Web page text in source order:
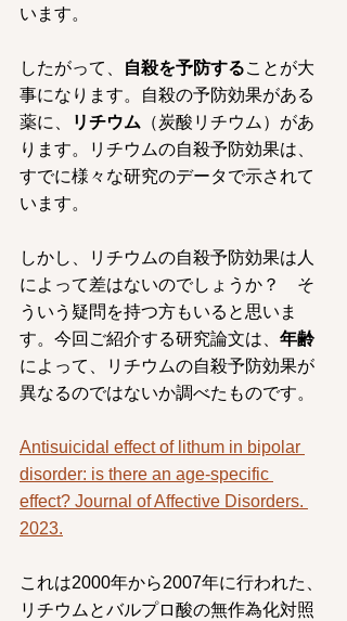
います。
したがって、 自殺を予防することが大
事になります。自殺の予防効果がある
薬に、
リチウム （炭酸リチウム）があ
ります。リチウムの自殺予防効果は、
すでに様々な研究のデータで示されて
います。
しかし、リチウムの自殺予防効果は人
によって差はないのでしょうか？　そ
ういう疑問を持つ方もいると思いま
す。今回ご紹介する研究論文は、 年齢
によって、リチウムの自殺予防効果が
異なるのではないか調べたものです。
Antisuicidal effect of lithum in bipolar
disorder: is there an age-specific
effect? Journal of Affective Disorders.
2023.
これは2000年から2007年に行われた、
リチウムとバルプロ酸の無作為化対照